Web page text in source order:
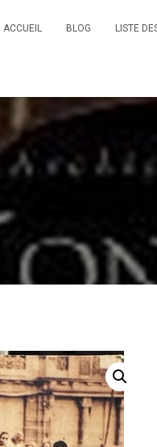
ACCUEIL BLOG LISTE